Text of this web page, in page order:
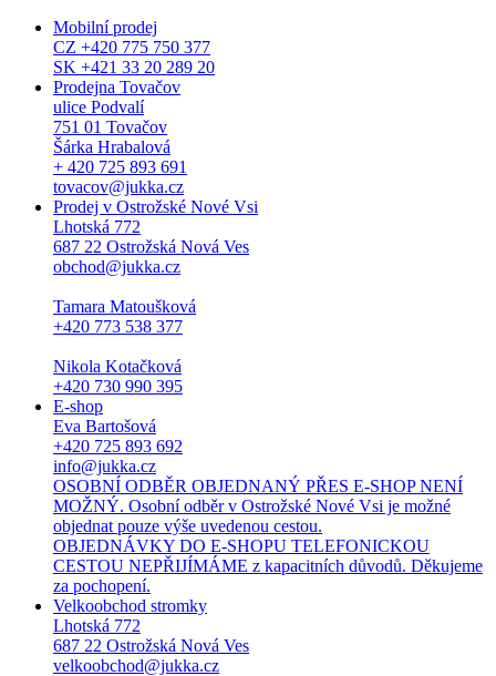
Mobilní prodej
CZ +420 775 750 377
SK +421 33 20 289 20
Prodejna Tovačov
ulice Podvalí
751 01 Tovačov
Šárka Hrabalová
+ 420 725 893 691
tovacov@jukka.cz
Prodej v Ostrožské Nové Vsi
Lhotská 772
687 22 Ostrožská Nová Ves
obchod@jukka.cz
Tamara Matoušková
+420 773 538 377
Nikola Kotačková
+420 730 990 395
E-shop
Eva Bartošová
+420 725 893 692
info@jukka.cz
OSOBNÍ ODBĚR OBJEDNANÝ PŘES E-SHOP NENÍ
MOŽNÝ. Osobní odběr v Ostrožské Nové Vsi je možné
objednat pouze výše uvedenou cestou.
OBJEDNÁVKY DO E-SHOPU TELEFONICKOU
CESTOU NEPŘIJÍMÁME z kapacitních důvodů. Děkujeme
za pochopení.
Velkoobchod stromky
Lhotská 772
687 22 Ostrožská Nová Ves
velkoobchod@jukka.cz